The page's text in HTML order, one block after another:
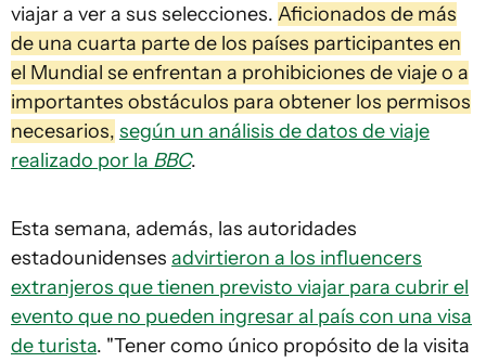
viajar a ver a sus selecciones. Aficionados de más
de una cuarta parte de los países participantes en
el Mundial se enfrentan a prohibiciones de viaje o a
importantes obstáculos para obtener los permisos
necesarios, según un análisis de datos de viaje
realizado por la BBC.
Esta semana, además, las autoridades
estadounidenses advirtieron a los influencers
extranjeros que tienen previsto viajar para cubrir el
evento que no pueden ingresar al país con una visa
de turista. "Tener como único propósito de la visita